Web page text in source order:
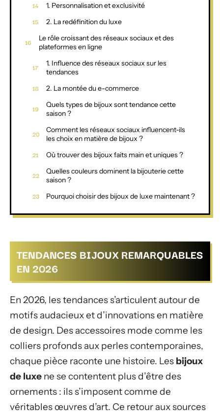
1. Personnalisation et exclusivité
2. La redéfinition du luxe
Le rôle croissant des réseaux sociaux et des
plateformes en ligne
1. Influence des réseaux sociaux sur les
tendances
2. La montée du e-commerce
Quels types de bijoux sont tendance cette
saison ?
Comment les réseaux sociaux influencent-ils
les choix en matière de bijoux ?
Où trouver des bijoux faits main et uniques ?
Quelles couleurs dominent la bijouterie cette
saison ?
Pourquoi choisir des bijoux de luxe maintenant ?
TENDANCES BIJOUX REMARQUABLES
EN 2026
En 2026, les tendances s’articulent autour de
motifs audacieux et d’innovations en matière
de design. Des accessoires mode comme les
colliers profonds aux perles contemporaines,
chaque pièce raconte une histoire. Les bijoux
de luxe ne se contentent plus d’être des
ornements : ils s’imposent comme de
véritables œuvres d’art. Ce retour aux sources